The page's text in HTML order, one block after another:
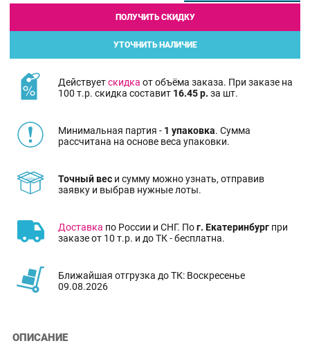
ПОЛУЧИТЬ СКИДКУ
УТОЧНИТЬ НАЛИЧИЕ
Действуетскидка от объёма заказа. При заказе на
100 т.р. скидка составит 16.45 р. за шт.
Минимальная партия - 1 упаковка. Сумма
рассчитана на основе веса упаковки.
Точный вес и сумму можно узнать, отправив
заявку и выбрав нужные лоты.
Доставка по России и СНГ. Пог. Екатеринбург при
заказе от 10 т.р. и до ТК - бесплатна.
Ближайшая отгрузка до ТК: Воскресенье
09.08.2026
ОПИСАНИЕ